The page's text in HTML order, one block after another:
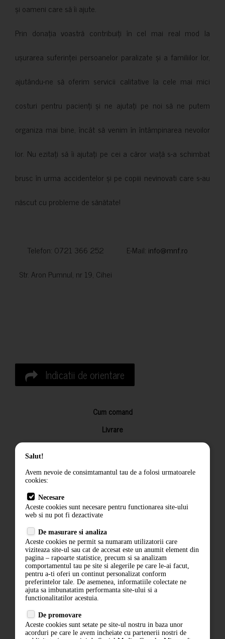
și oameni care să îi ajute.
Prin donația voastră contribuiți în cel mai real mod la
ușurarea suferinței persoanelor paralizate și a familiilor lor,
ajutându-ne să oferim servicii calitative la cele mai mici
costuri pentru pacienți și ne ajutați pe noi să ne putem
organiza mai bine, încât să venim în întâmpinarea nevoilor
lor. Nu ezitați să îi ajutați pe cei a căror viață s-a schimbat
brusc în urma accidentelor și pe copiii nevinovati care s-au
născut cu probleme de sănătate!
Telefon: 0721 366 252 E-Mail: info@mnf.ro
Str. Aron Pumnul, nr 19, Cihei
Indicatii de orientare
Cum comand
Livrare
Returnarea produselor
Termeni si conditii
Politica de confidentialitate
ANPC
ABONARE LA NEWSLETTER
Salut!
Avem nevoie de consimtamantul tau de a folosi urmatoarele
cookies:
Necesare
Aceste cookies sunt necesare pentru functionarea site-ului
web si nu pot fi dezactivate
De masurare si analiza
Aceste cookies ne permit sa numaram utilizatorii care
viziteaza site-ul sau cat de accesat este un anumit element din
pagina – rapoarte statistice, precum si sa analizam
comportamentul tau pe site si alegerile pe care le-ai facut,
pentru a-ti oferi un continut personalizat conform
preferintelor tale. De asemenea, informatiile colectate ne
ajuta sa imbunatatim performanta site-ului si a
functionalitatilor acestuia.
De promovare
Aceste cookies sunt setate pe site-ul nostru in baza unor
acorduri pe care le avem incheiate cu partenerii nostri de